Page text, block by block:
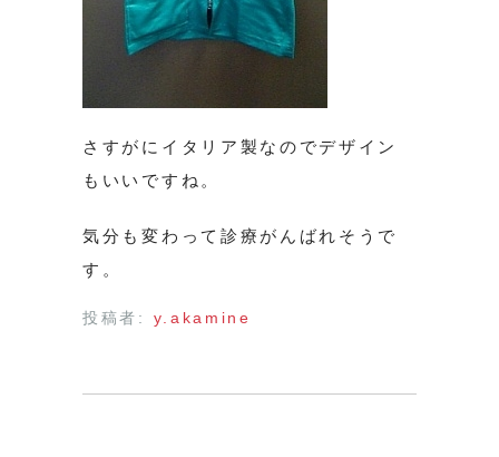
さすがにイタリア製なのでデザイン
もいいですね。
気分も変わって診療がんばれそうで
す。
投稿者: y.akamine